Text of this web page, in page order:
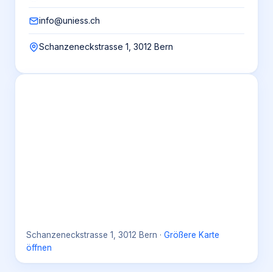
info@uniess.ch
Schanzeneckstrasse 1, 3012 Bern
Schanzeneckstrasse 1, 3012 Bern · Größere Karte
öffnen